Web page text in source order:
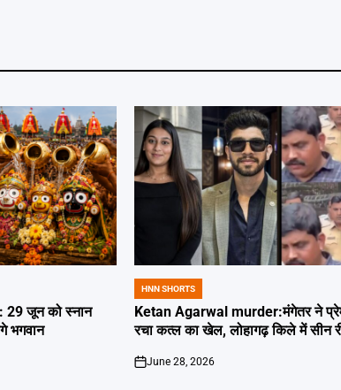
जून को स्नान
भगवान
POSTED
IN
HNN SHORTS
Ketan Agarwal murder:मंगेतर ने
रचा कत्ल का खेल, लोहागढ़ किले में सीन
on
June 28, 2026